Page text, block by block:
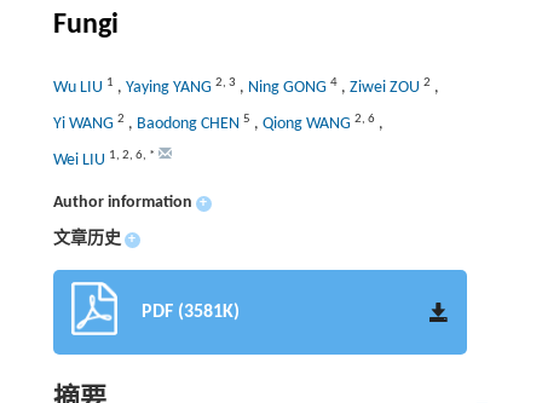
Fungi
Wu LIU 1 , Yaying YANG 2, 3 , Ning GONG 4, Ziwei ZOU 2 ,
Yi WANG 2 , Baodong CHEN 5 , Qiong WANG 2, 6,
Wei LIU 1, 2, 6, *
Author information +
文章历史 +
PDF (3581K)